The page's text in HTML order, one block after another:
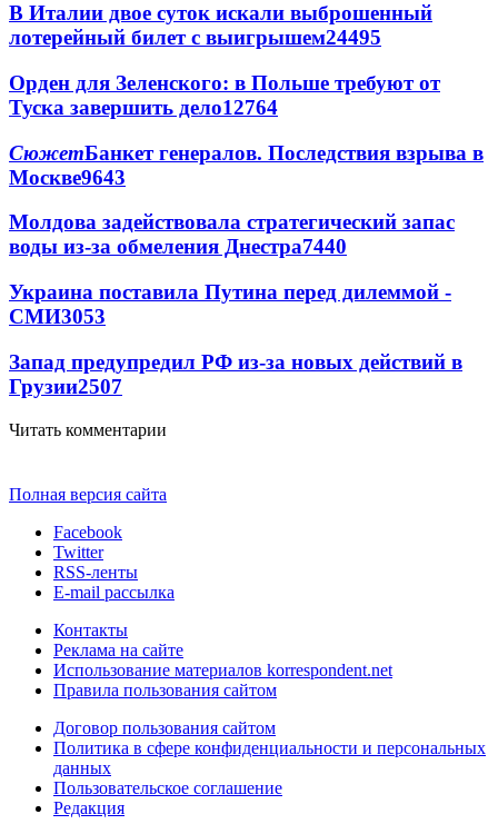
В Италии двое суток искали выброшенный
лотерейный билет с выигрышем24495
Орден для Зеленского: в Польше требуют от
Туска завершить дело12764
СюжетБанкет генералов. Последствия взрыва в
Москве9643
Молдова задействовала стратегический запас
воды из-за обмеления Днестра7440
Украина поставила Путина перед дилеммой -
СМИ3053
Запад предупредил РФ из-за новых действий в
Грузии2507
Читать комментарии
Полная версия сайта
Facebook
Twitter
RSS-ленты
E-mail рассылка
Контакты
Реклама на сайте
Использование материалов korrespondent.net
Правила пользования сайтом
Договор пользования сайтом
Политика в сфере конфиденциальности и персональных
данных
Пользовательское соглашение
Редакция